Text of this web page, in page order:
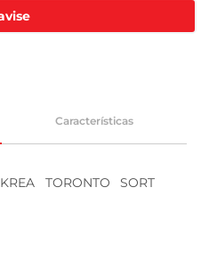
Características
TORONTO SORT